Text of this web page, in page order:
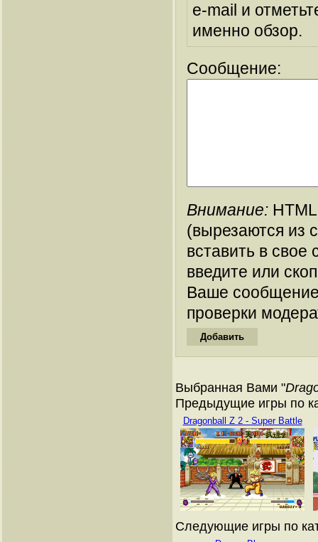
e-mail и
именно обзор.
Сообщение:
Внимание:
(вырезаются из
вставить в
введите или
Ваше
проверки
Выбранная Вами "
Предыдущие игры по
Dragonball Z 2 - Super Battle
Следующие игры по